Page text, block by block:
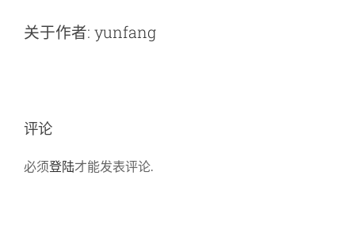
关于作者: yunfang
评论
必须登陆才能发表评论.